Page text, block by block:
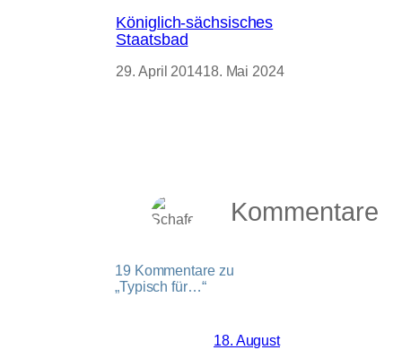
Königlich-sächsisches
Staatsbad
29. April 201418. Mai 2024
Kommentare
19 Kommentare zu
„Typisch für…“
18. August